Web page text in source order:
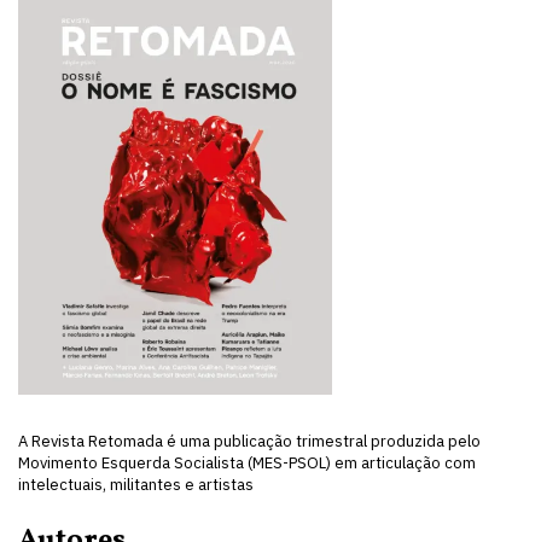
A Revista Retomada é uma publicação trimestral produzida pelo
Movimento Esquerda Socialista (MES-PSOL) em articulação com
intelectuais, militantes e artistas